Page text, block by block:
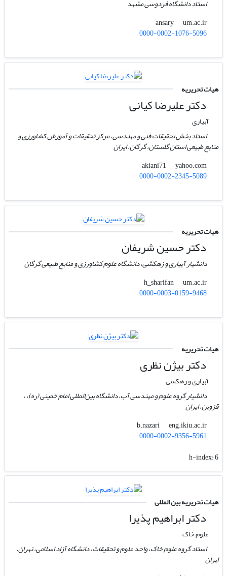
استاد دانشگاه فردوسی مشهد
ansary
um.ac.ir
0000-0002-1076-5096
هیات تحریریه
دکتر علیرضا کیانی
آبیاری
استاد بخش تحقیقات فنی و مهندسی، مرکز تحقیقات و آموزش کشاورزی و
منابع طبیعی استان گلستان، گرگان، ایران
akiani71
yahoo.com
0000-0002-2345-5089
هیات تحریریه
دکتر حسین شریفان
دانشیار آبیاری و زهکشی، دانشگاه علوم کشاورزی و منابع طبیعی گرگان
h_sharifan
um.ac.ir
0000-0003-0159-9468
هیات تحریریه
دکتر بیژن نظری
آبیاری و زهکشی
دانشیار گروه علوم و مهندسی آب، دانشگاه بین‌المللی امام خمینی (ره)، ،
قزوین، ایران
b.nazari
eng.ikiu.ac.ir
0000-0002-9356-5961
h-index:6
هیات تحریریه بین المللی
دکتر ابراهیم پذیرا
علوم خاک
استاد گروه علوم خاک، واحد علوم و تحقیقات، دانشگاه آزاد اسلامی، تهران.
ایران